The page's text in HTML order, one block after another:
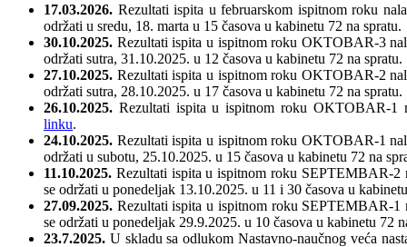
17.03.2026. Rezultati ispita u februarskom ispitnom roku
održati u sredu, 18. marta u 15 časova u kabinetu 72 na spratu.
30.10.2025. Rezultati ispita u ispitnom roku OKTOBAR-3
održati sutra, 31.10.2025. u 12 časova u kabinetu 72 na spratu.
27.10.2025. Rezultati ispita u ispitnom roku OKTOBAR-2
održati sutra, 28.10.2025. u 17 časova u kabinetu 72 na spratu.
26.10.2025. Rezultati ispita u ispitnom roku OKTOBAR-1
linku.
24.10.2025. Rezultati ispita u ispitnom roku OKTOBAR-1
održati u subotu, 25.10.2025. u 15 časova u kabinetu 72 na
11.10.2025. Rezultati ispita u ispitnom roku SEPTEMBAR-2
se održati u ponedeljak 13.10.2025. u 11 i 30 časova u
27.09.2025. Rezultati ispita u ispitnom roku SEPTEMBAR-1
se održati u ponedeljak 29.9.2025. u 10 časova u kabinetu 72
23.7.2025. U skladu sa odlukom Nastavno-naučnog veća